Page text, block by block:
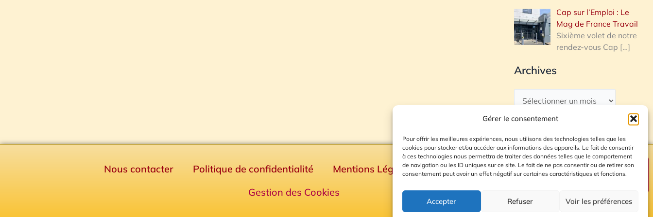
Gérer le consentement
Pour offrir les meilleures expériences, nous utilisons des technologies telles que les
cookies pour stocker et/ou accéder aux informations des appareils. Le fait de consentir
à ces technologies nous permettra de traiter des données telles que le comportement
de navigation ou les ID uniques sur ce site. Le fait de ne pas consentir ou de retirer son
consentement peut avoir un effet négatif sur certaines caractéristiques et fonctions.
Accepter Refuser Voir les préférences
Cap sur l’Emploi : Le
Mag de France Travail
Sixième volet de notre
rendez-vous Cap […]
Archives
Nous contacter Politique de confidentialité Mentions Légales
Plan du site
Gestion des Cookies